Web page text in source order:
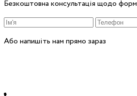
Безкоштовна консультація щодо
Або напишіть нам прямо зараз